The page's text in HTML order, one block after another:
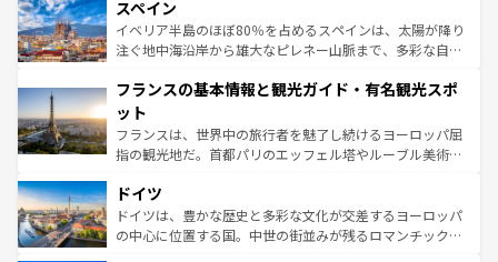
ろん、トスカーナの美しい田園風景やアマルフィ海岸の絶
景など、自然景観も見逃せない。観光の合間には、本場の
ピザやパスタなど、絶品のイタリア料理を堪能することも
ませてくれるイタリアで、忘れられない旅をしてみよう！
なお、新着のイタリア情報は
しい。
スペイン
イベリア半島のほぼ80％を占めるスペインは、太陽が降り
注ぐ地中海沿岸から雄大なピレネー山脈まで、多彩な自然
文化が根付くこの国では、情熱的なフラメンコ、熱気あふ
れる闘牛、そして美味しいタパスが生活の一部となってい
る。首都マドリードの洗練された雰囲気や、バルセロナの
アートに溢れた街角から、地方では古代ローマ遺跡や中世
せる。地方によって風土や気候が異なるスペインはその個
性で訪れる人を魅了する。 なお、新着のスペイン情報は コ
ンテンツ一覧を参照してほしい。
フランスの基本情報と観光ガイド・有名観光スポ
ット
フランスは、世界中の旅行者を魅了し続けるヨーロッパ屈
指の観光地だ。首都パリのエッフェル塔やルーブル美術館
で、幅広い魅力が詰まっている。華麗な宮殿、歴史的な大
聖堂、美しいビーチ、そして豊かな自然が、訪れる者を心
から魅了する。また、フランスは美食の国としても知ら
ドイツ
ドイツは、豊かな歴史と多彩な文化が交差するヨーロッパ
の中心に位置する国。中世の街並みが残るロマンチック街